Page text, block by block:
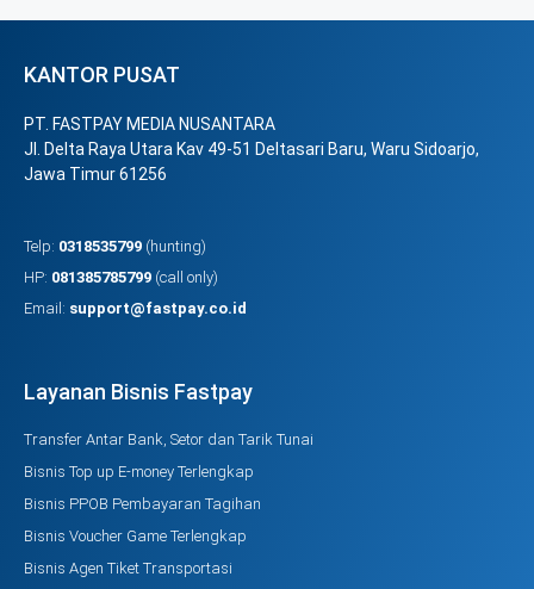
KANTOR PUSAT
PT. FASTPAY MEDIA NUSANTARA
Jl. Delta Raya Utara Kav 49-51 Deltasari Baru, Waru Sidoarjo,
Jawa Timur 61256
Telp: 0318535799 (hunting)
HP: 081385785799 (call only)
Email: support@fastpay.co.id
Layanan Bisnis Fastpay
Transfer Antar Bank, Setor dan Tarik Tunai
Bisnis Top up E-money Terlengkap
Bisnis PPOB Pembayaran Tagihan
Bisnis Voucher Game Terlengkap
Bisnis Agen Tiket Transportasi